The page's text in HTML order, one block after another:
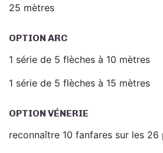
25 mètres
OPTION ARC
1 série de 5 flèches à 10 mètres
1 série de 5 flèches à 15 mètres
OPTION VÉNERIE
reconnaître 10 fanfares sur les 26